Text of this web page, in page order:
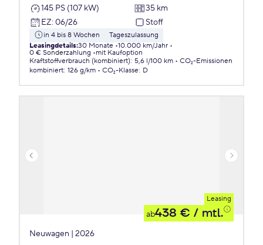
145 PS (107 kW)
35 km
EZ: 06/26 Stoff
in 4 bis 8 Wochen
Tageszulassung
Leasingdetails:30 Monate 10.000 km/Jahr
0 € Sonderzahlung
mit Kaufoption
Kraftstoffverbrauch (kombiniert): 5,6 l/100 km
CO₂-Emissionen
kombiniert: 126 g/km CO₂-Klasse: D
Leasing
ab438 € / mtl.
Neuwagen | 2026